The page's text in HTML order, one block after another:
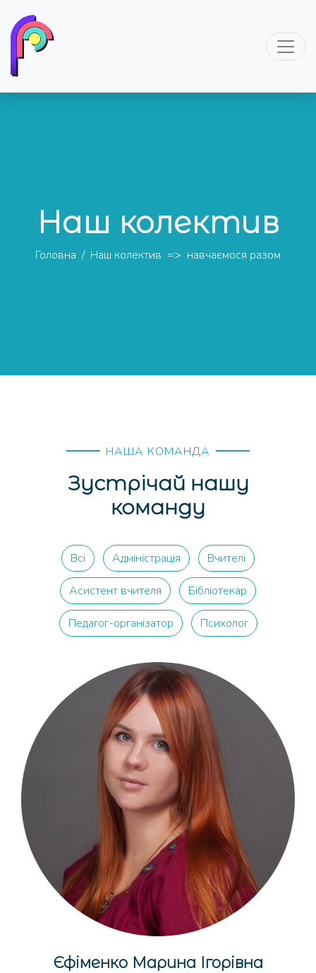
Наш колектив
Головна / Наш колектив => навчаємося разом
НАША КОМАНДА
Зустрічай нашу
команду
Всі Адміністрація Вчителі
Асистент вчителя Бібліотекар
Педагог-організатор Психолог
Єфіменко Марина Ігорівна